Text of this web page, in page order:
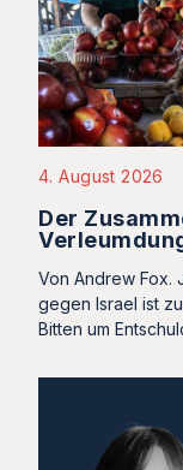
4. August 2026
Der
Von Andrew Fox.
gegen Israel ist
Bitten um